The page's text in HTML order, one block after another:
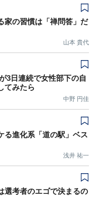
家の習慣は「禅問答」だ
山本 貴代
3日連続で女性部下の自
てみたら
中野 円佳
る進化系「道の駅」ベス
浅井 祐一
選考者のエゴで決まるの